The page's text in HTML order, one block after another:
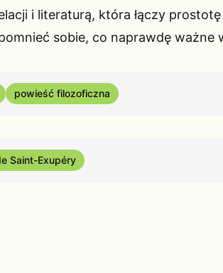
i literaturą, która łączy
sobie, co naprawdę ważne
powieść filozoficzna
Saint-Exupéry